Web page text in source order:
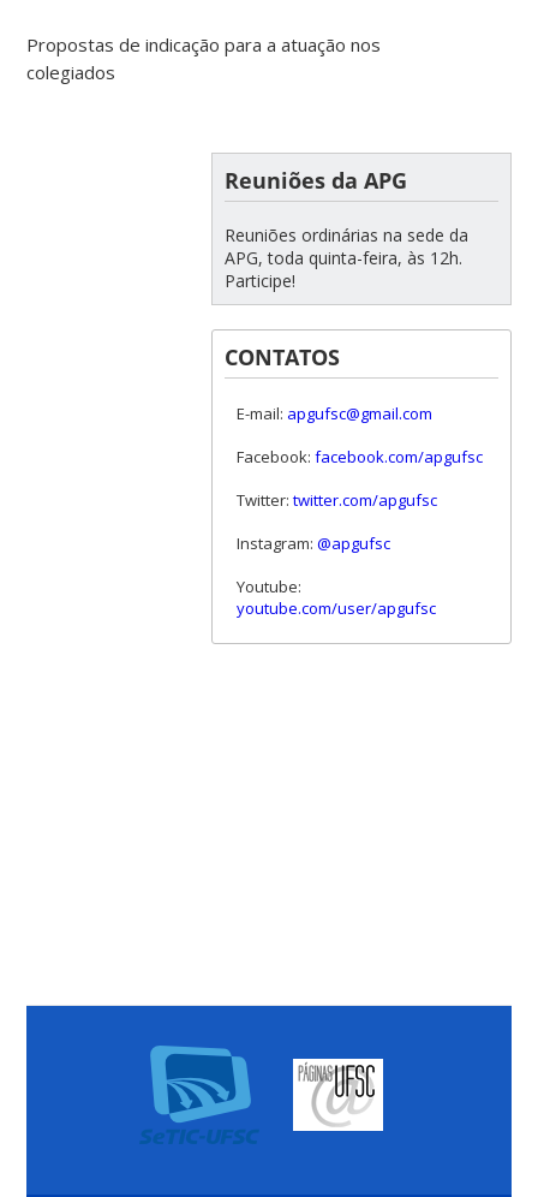
Propostas de indicação para a atuação nos
colegiados
Reuniões da APG
Reuniões ordinárias na sede da
APG, toda quinta-feira, às 12h.
Participe!
CONTATOS
E-mail: apgufsc@gmail.com
Facebook: facebook.com/apgufsc
Twitter: twitter.com/apgufsc
Instagram: @apgufsc
Youtube:
youtube.com/user/apgufsc